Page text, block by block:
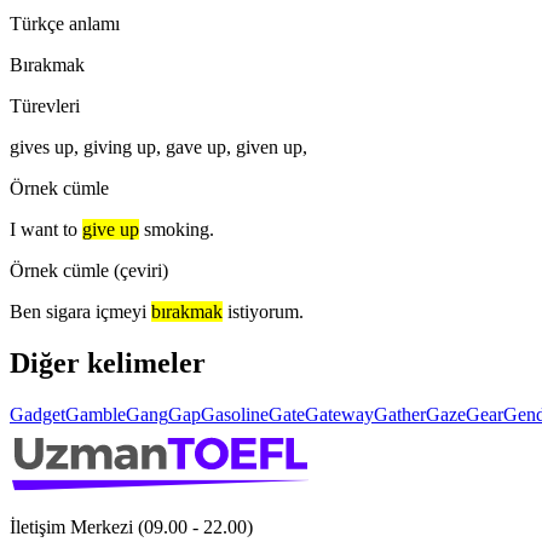
Türkçe anlamı
Bırakmak
Türevleri
gives up, giving up, gave up, given up,
Örnek cümle
I want to give up smoking.
Örnek cümle (çeviri)
Ben sigara içmeyi bırakmak istiyorum.
Diğer kelimeler
GadgetGambleGangGapGasolineGateGatewayGatherGazeGear
İletişim Merkezi (09.00 - 22.00)